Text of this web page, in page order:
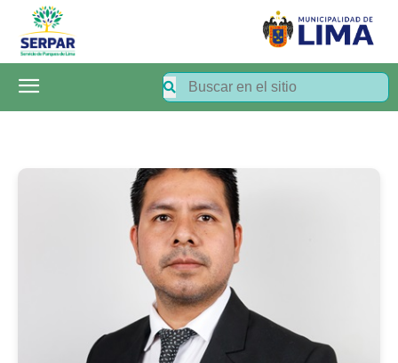
SERPAR
Servicio
de
Parques